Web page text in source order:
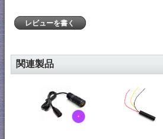
レビューを書く
関連製品